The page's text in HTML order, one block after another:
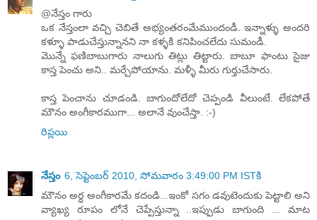
@నేస్తం గారు
ఒక నేస్తంలా వచ్చి చెబితే అభ్యంతరంమేముందండీ. ఇన్నాళ్ళు అందరి
కళ్ళూ పాడుచేస్తున్నానని నా కళ్ళకి కనిపించలేదు సుమండీ.
మొన్నే ఫణిబాబుగారు నాలుగు తిట్లు తిట్టారు. బాబూ ఫాంటు సైజు
కాస్త పెంచు అని.. మర్చేపోయాను. మళ్ళీ మీరు గుర్తుచేసారు.
కాస్త పెంచాను చూడండి. బాగుందోలేదో చెప్పండి వీలుంటే. లేకపోతే
మౌనం అంగీకారముగా... అలానే వుంచేస్తా. :-)
రిప్లయి
నేస్తం 6, సెప్టెంబర్ 2010, సోమవారం 3:49:00 PM ISTకి
మౌనం అర్ధ అంగీకారమే కదండి...ఇంకో సగం డవుటెందుకు పెట్టాలి అని
వ్యాఖ్య రూపం లోనే చెప్పేస్తున్నా ..ఇప్పుడు బాగుంది ... మాట